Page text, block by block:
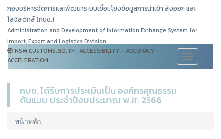
กองบริหารจัดการและพัฒนาระบบเชื่อมโยงข้อมูลการนำเข้า ส่งออก และ
โลจิสติกส์ (กบช.)
Administration and Development of Information Exchange System for
Import, Export and Logistics Division
NSW.CUSTOMS.GO.TH : ACCESSIBILITY - ACCURACY -
ACCELERATION
Toggle
navigation
กบช. ได้รับการประเมินเป็น องค์กรคุณธรรม
ต้นแบบ ประจำปีงบประมาณ พ.ศ. 2566
หน้าหลัก